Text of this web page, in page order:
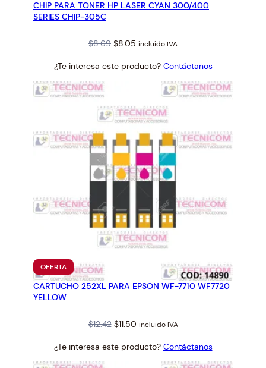
OFERTA
CHIP PARA TONER HP LASER CYAN 300/400
SERIES CHIP-305C
$8.69 Original
was:
$8.05 Current
is:
incluido IVA
¿Te interesa este producto? Contáctanos
OFERTAPRODUCTO
EN
OFERTA
CARTUCHO 252XL PARA EPSON WF-7710 WF7720
YELLOW
$12.42 Original
was:
$11.50Current
is:
incluido IVA
¿Te interesa este producto? Contáctanos